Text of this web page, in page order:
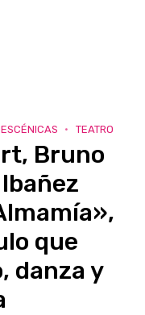
TEATRO
Bruno
que
danza y